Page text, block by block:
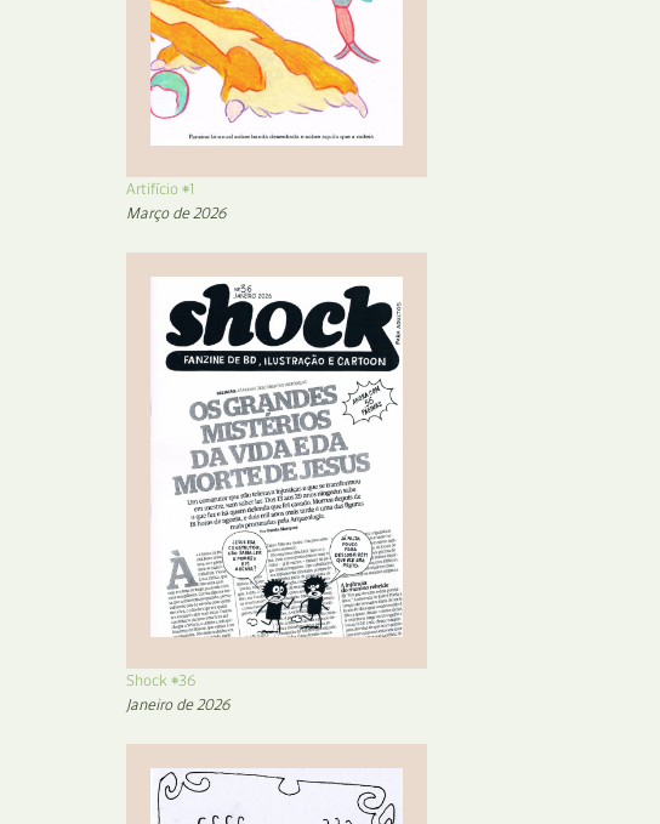
Artifício #1
Março de 2026
Shock #36
Janeiro de 2026